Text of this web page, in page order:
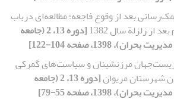
بعد از وقوع فاجعه؛ مطالعه‌ای درباب
زلزلة سال 1382
[دوره 13، 2 (جامعه
1398، صفحه 104-122]
مرزنشینان و سیاست‌های گمرکی
شهرستان مریوان
[دوره 13، 2 (جامعه
1398، صفحه 55-79]